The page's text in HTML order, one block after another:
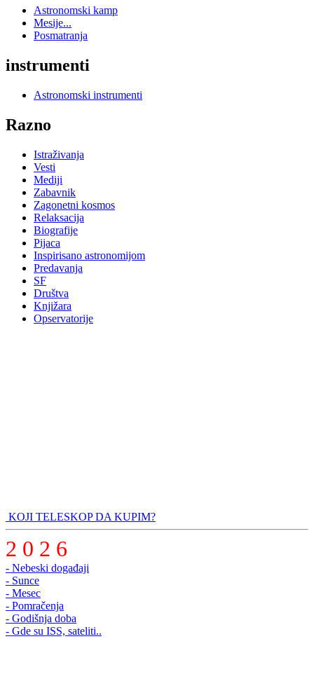
Astronomski kamp
Mesije...
Posmatranja
instrumenti
Astronomski instrumenti
Razno
Istraživanja
Vesti
Mediji
Zabavnik
Zagonetni kosmos
Relaksacija
Biografije
Pijaca
Inspirisano astronomijom
Predavanja
SF
Društva
Knjižara
Opservatorije
KOJI TELESKOP DA KUPIM?
2 0 2 6
- Nebeski događaji
- Sunce
- Mesec
- Pomračenja
- Godišnja doba
- Gde su ISS, sateliti..